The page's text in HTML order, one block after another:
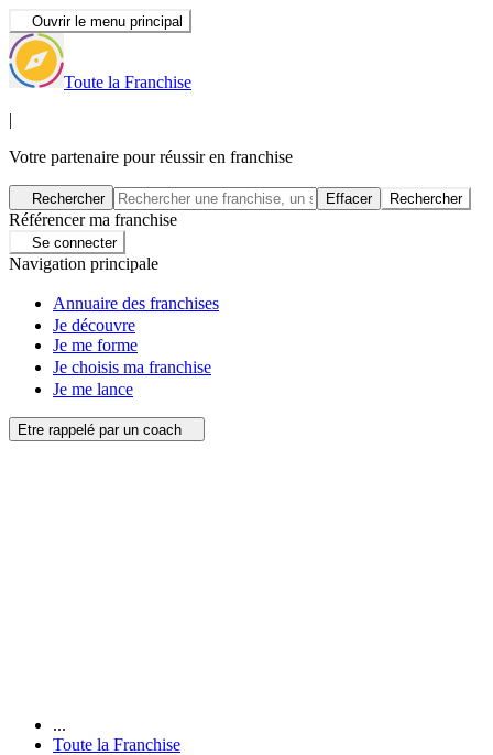
Ouvrir le menu principal
Toute la Franchise
|
Votre partenaire pour réussir en franchise
Rechercher Effacer Rechercher
Référencer ma franchise
Se connecter
Navigation principale
Annuaire des franchises
Je découvre
Je me forme
Je choisis ma franchise
Je me lance
Etre rappelé par un coach
...
Toute la Franchise